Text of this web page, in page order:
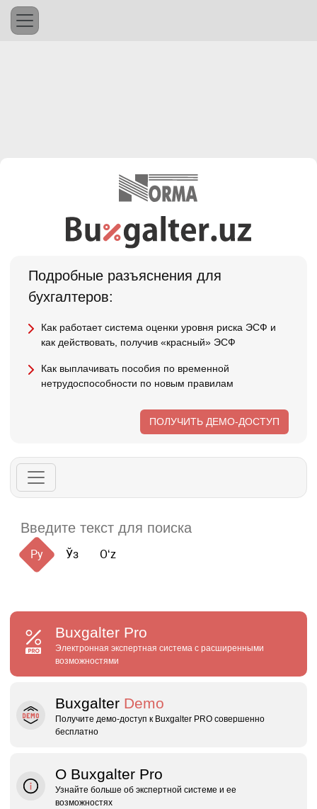
Подробные разъяснения для
бухгалтеров:
Как работает система оценки уровня риска ЭСФ и
как действовать, получив «красный» ЭСФ
Как выплачивать пособия по временной
нетрудоспособности по новым правилам
ПОЛУЧИТЬ ДЕМО-ДОСТУП
Ру Ўз Oʻz
Buxgalter Pro
Электронная экспертная система с расширенными
возможностями
Buxgalter Demo
Получите демо‑доступ к Buxgalter PRO совершенно
бесплатно
О Buxgalter Pro
Узнайте больше об экспертной системе и ее
возможностях